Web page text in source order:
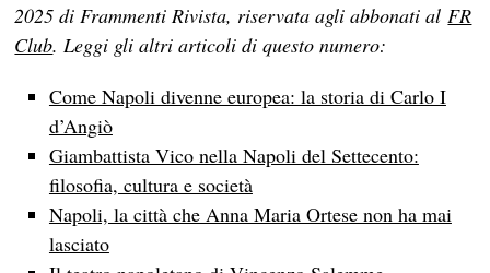
2025 di Frammenti Rivista, riservata agli abbonati al FR
Club. Leggi gli altri articoli di questo numero:
Come Napoli divenne europea: la storia di Carlo I
d’Angiò
Giambattista Vico nella Napoli del Settecento:
filosofia, cultura e società
Napoli, la città che Anna Maria Ortese non ha mai
lasciato